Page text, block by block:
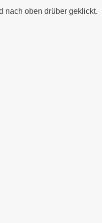
nach oben drüber geklickt.